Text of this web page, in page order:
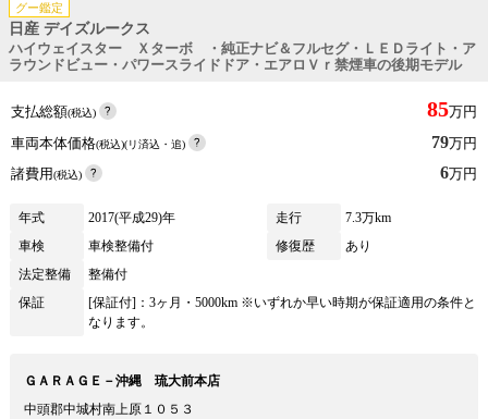
グー鑑定
日産 デイズルークス
ハイウェイスター Ｘターボ ・純正ナビ＆フルセグ・ＬＥＤライト・ア
ラウンドビュー・パワースライドドア・エアロＶｒ禁煙車の後期モデル
支払総額(税込) 85万円
車両本体価格(税込)(リ済込・追) 79万円
諸費用(税込) 6万円
年式 2017(平成29)年 走行
7.3万km
車検
車検整備付 修復歴
あり
法定整備
整備付
保証
[保証付]：3ヶ月・5000km ※いずれか早い時期が保証適用の条件と
なります。
ＧＡＲＡＧＥ－沖縄 琉大前本店
中頭郡中城村南上原１０５３